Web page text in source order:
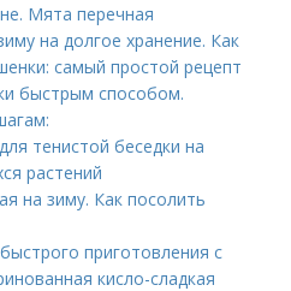
Мята перечная
на долгое хранение. Как
самый простой рецепт
быстрым способом.
тенистой беседки на
растений
на зиму. Как посолить
приготовления с
кисло-сладкая